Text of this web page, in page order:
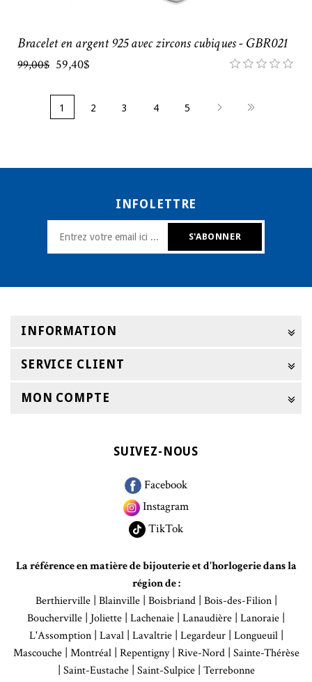
Bracelet en argent 925 avec zircons cubiques - GBR021
99,00$ 59,40$
1 2 3 4 5
INFOLETTRE
INFORMATION
SERVICE CLIENT
MON COMPTE
SUIVEZ-NOUS
Facebook
Instagram
TikTok
La référence en matière de bijouterie et d'horlogerie dans la
région de :
Berthierville| Blainville| Boisbriand| Bois-des-Filion|
Boucherville | Joliette | Lachenaie | Lanaudière | Lanoraie |
L'Assomption| Laval| Lavaltrie| Legardeur| Longueuil|
Mascouche| Montréal| Repentigny| Rive-Nord| Sainte-Thérèse
| Saint-Eustache| Saint-Sulpice| Terrebonne